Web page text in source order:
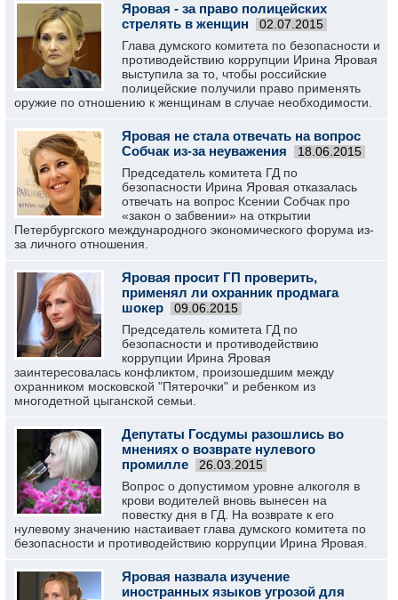
Яровая - за право полицейских
стрелять в женщин
02.07.2015
Глава думского комитета по безопасности и
противодействию коррупции Ирина Яровая
выступила за то, чтобы российские
полицейские получили право применять
оружие по отношению к женщинам в случае необходимости.
Яровая не стала отвечать на вопрос
Собчак из-за неуважения
18.06.2015
Председатель комитета ГД по
безопасности Ирина Яровая отказалась
отвечать на вопрос Ксении Собчак про
«закон о забвении» на открытии
Петербургского международного экономического форума из-
за личного отношения.
Яровая просит ГП проверить,
применял ли охранник продмага
шокер
09.06.2015
Председатель комитета ГД по
безопасности и противодействию
коррупции Ирина Яровая
заинтересовалась конфликтом, произошедшим между
охранником московской "Пятерочки" и ребенком из
многодетной цыганской семьи.
Депутаты Госдумы разошлись во
мнениях о возврате нулевого
промилле
26.03.2015
Вопрос о допустимом уровне алкоголя в
крови водителей вновь вынесен на
повестку дня в ГД. На возврате к его
нулевому значению настаивает глава думского комитета по
безопасности и противодействию коррупции Ирина Яровая.
Яровая назвала изучение
иностранных языков угрозой для